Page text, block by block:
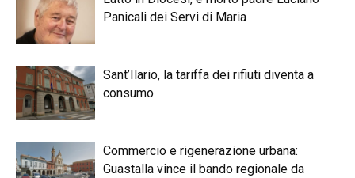
Panicali dei Servi di Maria
Sant’Ilario, la tariffa dei rifiuti diventa a
consumo
Commercio e rigenerazione urbana:
Guastalla vince il bando regionale da